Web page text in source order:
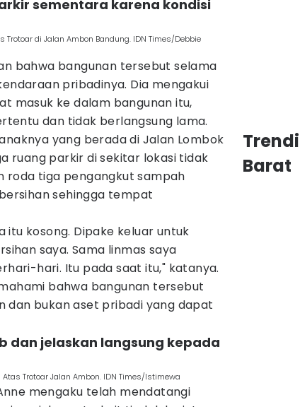
sementara karena kondisi
di Jalan Ambon Bandung. IDN Times/Debbie
bahwa bangunan tersebut selama
pribadinya. Dia mengakui
masuk ke dalam bangunan itu,
dan tidak berlangsung lama.
yang berada di Jalan Lombok
ruang parkir di sekitar lokasi tidak
roda tiga pengangkut sampah
sehingga tempat
itu kosong. Dipake keluar untuk
saya. Sama linmas saya
hari. Itu pada saat itu," katanya.
bahwa bangunan tersebut
dan bukan aset pribadi yang dapat
dan jelaskan langsung kepada
Trotoar Jalan Ambon. IDN Times/Istimewa
mengaku telah mendatangi
Barat